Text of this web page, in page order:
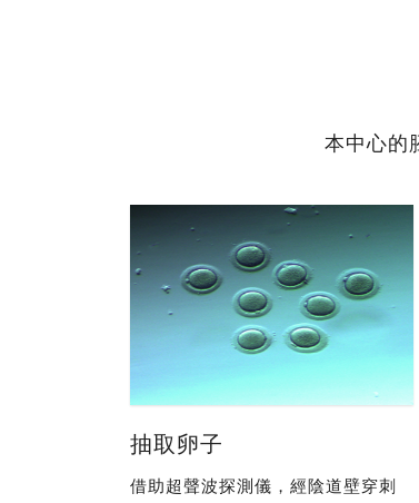
本中心的
抽取卵子
借助超聲波探測儀，經陰道壁穿刺